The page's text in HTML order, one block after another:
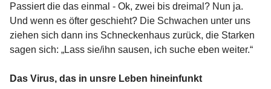
Passiert die das einmal - Ok, zwei bis dreimal? Nun ja.
Und wenn es öfter geschieht? Die Schwachen unter uns
ziehen sich dann ins Schneckenhaus zurück, die Starken
sagen sich: „Lass sie/ihn sausen, ich suche eben weiter.“
Das Virus, das in unsre Leben hineinfunkt